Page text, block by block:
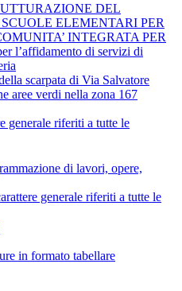
DEL
ELEMENTARI PER
INTEGRATA PER
l’affidamento di servizi di
scarpata di Via Salvatore
aree verdi nella zona 167
generale riferiti a tutte le
di lavori, opere,
generale riferiti a tutte le
in formato tabellare